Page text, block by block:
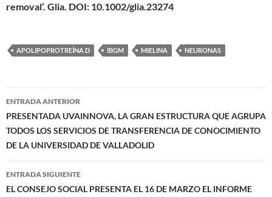
removal’. Glia. DOI: 10.1002/glia.23274
APOLIPOPROTREÍNA D IBGM MIELINA NEURONAS
Navegación
de
entradas
ENTRADA ANTERIOR
PRESENTADA UVAINNOVA, LA GRAN ESTRUCTURA QUE AGRUPA
TODOS LOS SERVICIOS DE TRANSFERENCIA DE CONOCIMIENTO
DE LA UNIVERSIDAD DE VALLADOLID
ENTRADA SIGUIENTE
EL CONSEJO SOCIAL PRESENTA EL 16 DE MARZO EL INFORME